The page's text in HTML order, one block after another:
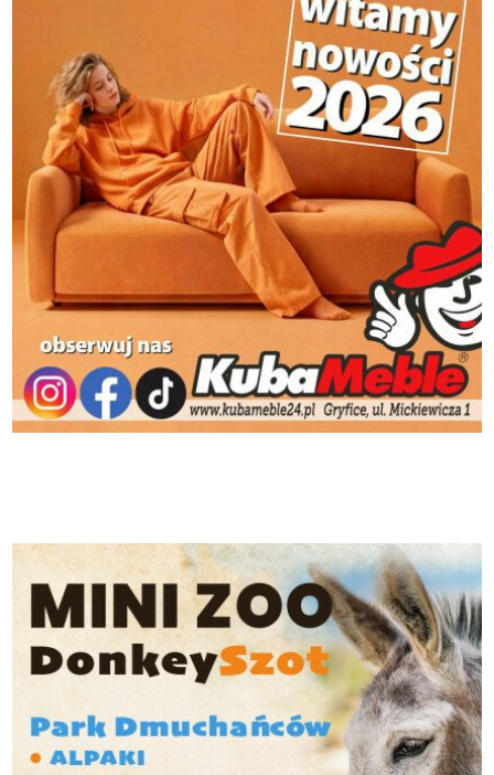
KONTAKT
REDAKCJA
REGULAMIN